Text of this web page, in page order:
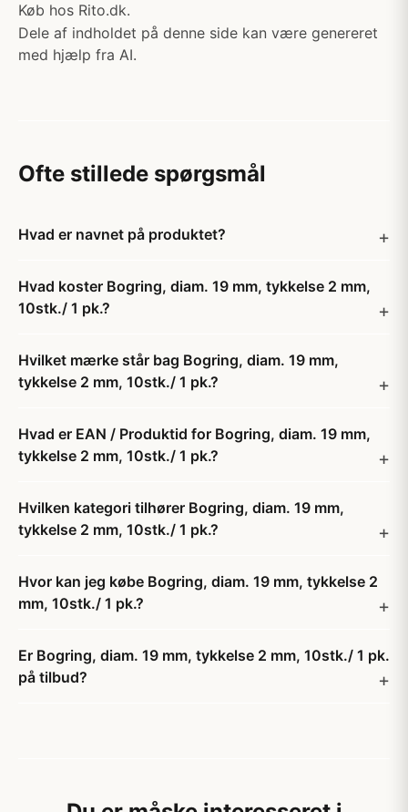
Køb hos Rito.dk.
Dele af indholdet på denne side kan være genereret
med hjælp fra AI.
Ofte stillede spørgsmål
Hvad er navnet på produktet?
Hvad koster Bogring, diam. 19 mm, tykkelse 2 mm,
10stk./ 1 pk.?
Hvilket mærke står bag Bogring, diam. 19 mm,
tykkelse 2 mm, 10stk./ 1 pk.?
Hvad er EAN / Produktid for Bogring, diam. 19 mm,
tykkelse 2 mm, 10stk./ 1 pk.?
Hvilken kategori tilhører Bogring, diam. 19 mm,
tykkelse 2 mm, 10stk./ 1 pk.?
Hvor kan jeg købe Bogring, diam. 19 mm, tykkelse 2
mm, 10stk./ 1 pk.?
Er Bogring, diam. 19 mm, tykkelse 2 mm, 10stk./ 1 pk.
på tilbud?